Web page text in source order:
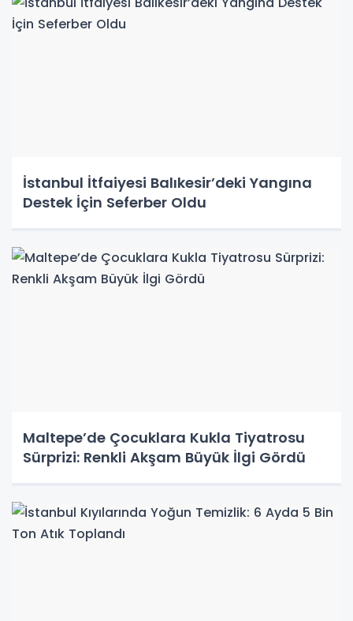
İstanbul İtfaiyesi Balıkesir’deki Yangına
Destek İçin Seferber Oldu
Maltepe’de Çocuklara Kukla Tiyatrosu
Sürprizi: Renkli Akşam Büyük İlgi Gördü